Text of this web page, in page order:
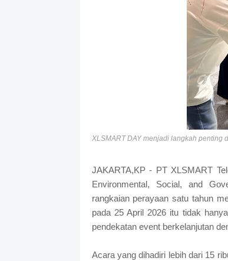
XLSMART DAY menjadi langkah penting
JAKARTA,KP - PT XLSMART
Environmental, Social, and
rangkaian perayaan satu tahun
pada 25 April 2026 itu tidak
pendekatan event berkelanjutan
Acara yang dihadiri lebih dari 15